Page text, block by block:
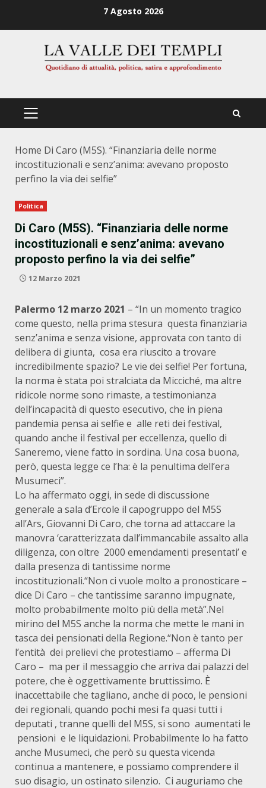
7 Agosto 2026
PRIMÄRES
Home Di Caro (M5S). “Finanziaria delle norme
incostituzionali e senz’anima: avevano proposto
perfino la via dei selfie”
Politica
Di Caro (M5S). “Finanziaria delle norme
incostituzionali e senz’anima: avevano
proposto perfino la via dei selfie”
12 Marzo 2021
Palermo 12 marzo 2021 – “In un momento tragico
come questo, nella prima stesura questa finanziaria
senz’anima e senza visione, approvata con tanto di
delibera di giunta, cosa era riuscito a trovare
incredibilmente spazio? Le vie dei selfie! Per fortuna,
la norma è stata poi stralciata da Micciché, ma altre
ridicole norme sono rimaste, a testimonianza
dell’incapacità di questo esecutivo, che in piena
pandemia pensa ai selfie e alle reti dei festival,
quando anche il festival per eccellenza, quello di
Saneremo, viene fatto in sordina. Una cosa buona,
però, questa legge ce l’ha: è la penultima dell’era
Musumeci”.
Lo ha affermato oggi, in sede di discussione
generale a sala d’Ercole il capogruppo del M5S
all’Ars, Giovanni Di Caro, che torna ad attaccare la
manovra ‘caratterizzata dall’immancabile assalto alla
diligenza, con oltre 2000 emendamenti presentati’ e
dalla presenza di tantissime norme
incostituzionali.“Non ci vuole molto a pronosticare –
dice Di Caro – che tantissime saranno impugnate,
molto probabilmente molto più della metà”.Nel
mirino del M5S anche la norma che mette le mani in
tasca dei pensionati della Regione.“Non è tanto per
l’entità dei prelievi che protestiamo – afferma Di
Caro – ma per il messaggio che arriva dai palazzi del
potere, che è oggettivamente bruttissimo. È
inaccettabile che tagliano, anche di poco, le pensioni
dei regionali, quando pochi mesi fa quasi tutti i
deputati , tranne quelli del M5S, si sono aumentati le
pensioni e le liquidazioni. Probabilmente lo ha fatto
anche Musumeci, che però su questa vicenda
continua a mantenere, e possiamo comprendere il
suo disagio, un ostinato silenzio. Ci auguriamo che